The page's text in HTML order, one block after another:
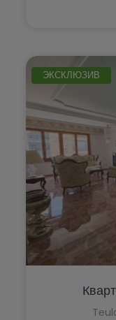
Villajoyosa
ЭКСКЛЮЗИВ